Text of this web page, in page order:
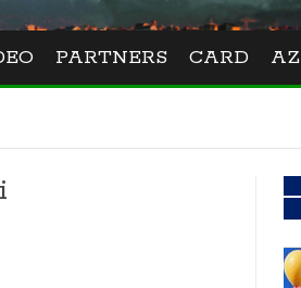
PARTNERS CARD